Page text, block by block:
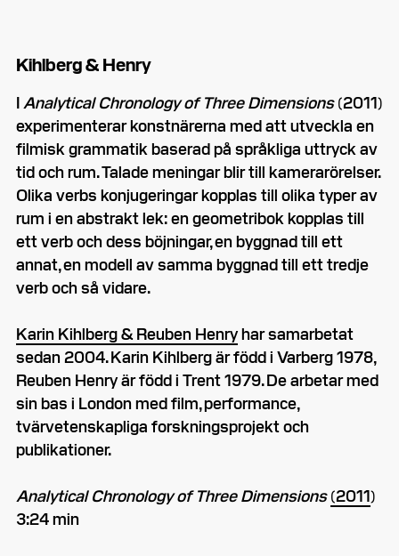
Kihlberg & Henry
I Analytical Chronology of Three Dimensions(2011)
experimenterar konstnärerna med att utveckla en
filmisk grammatik baserad på språkliga uttryck av
tid och rum. Talade meningar blir till kamerarörelser.
Olika verbs konjugeringar kopplas till olika typer av
rum i en abstrakt lek: en geometribok kopplas till
ett verb och dess böjningar, en byggnad till ett
annat, en modell av samma byggnad till ett tredje
verb och så vidare.
Karin Kihlberg & Reuben Henryhar samarbetat
sedan 2004. Karin Kihlberg är född i Varberg 1978,
Reuben Henry är född i Trent 1979. De arbetar med
sin bas i London med film, performance,
tvärvetenskapliga forskningsprojekt och
publikationer.
Analytical Chronology of Three Dimensions(2011)
3:24 min